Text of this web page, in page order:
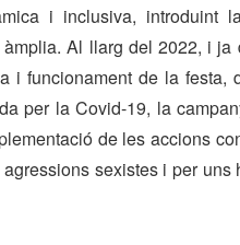
i inclusiva, introduint
Al llarg del 2022, i ja
i funcionament de la festa,
per la Covid-19, la
de les accions
sexistes i per uns